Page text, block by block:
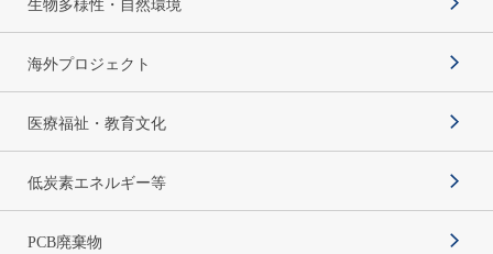
生物多様性・自然環境
海外プロジェクト
医療福祉・教育文化
低炭素エネルギー等
PCB廃棄物